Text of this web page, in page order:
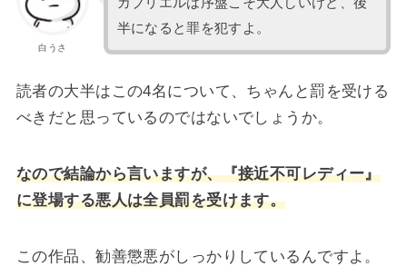
白うさ
半になると罪を犯すよ。
読者の大半はこの4名について、ちゃんと罰を受ける
べきだと思っているのではないでしょうか。
なので結論から言いますが、『接近不可レディー』
に登場する悪人は全員罰を受けます。
この作品、勧善懲悪がしっかりしているんですよ。